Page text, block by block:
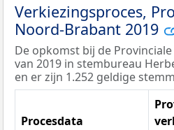
Verkiezingsproces,
Noord-Brabant 2019
De opkomst bij de
van 2019 in stembureau
en er zijn 1.252 geldige
Procesdata